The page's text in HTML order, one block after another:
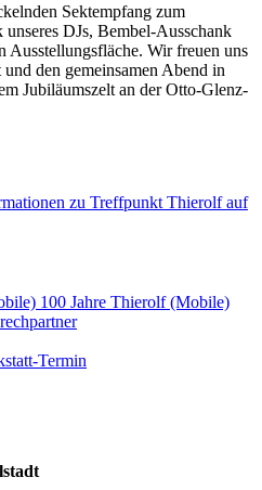
Sektempfang zum
DJs, Bembel-Ausschank
Ausstellungsfläche. Wir freuen uns
den gemeinsamen Abend in
Jubiläumszelt an der Otto-Glenz-
zu Treffpunkt Thierolf auf
100 Jahre Thierolf (Mobile)
Termin